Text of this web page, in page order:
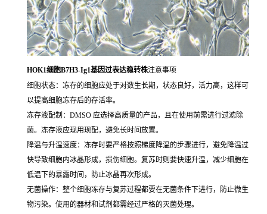
HOK1细胞B7H3-Ig1基因过表达稳转株注意事项
细胞状态：冻存的细胞应处于对数生长期，状态良好，活力高，这样可
以提高细胞冻存后的存活率。
冻存液配制：DMSO 应选择高质量的产品，且在使用前需进行过滤除
菌。冻存液应现用现配，避免长时间放置。
降温与升温速度：冻存时要严格按照梯度降温的步骤进行，避免降温过
快导致细胞内冰晶形成，损伤细胞。复苏时则要快速升温，减少细胞在
低温下的暴露时间，防止冰晶再次形成。
无菌操作：整个细胞冻存与复苏过程都要在无菌条件下进行，防止微生
物污染。使用的器材和试剂都需经过严格的灭菌处理。